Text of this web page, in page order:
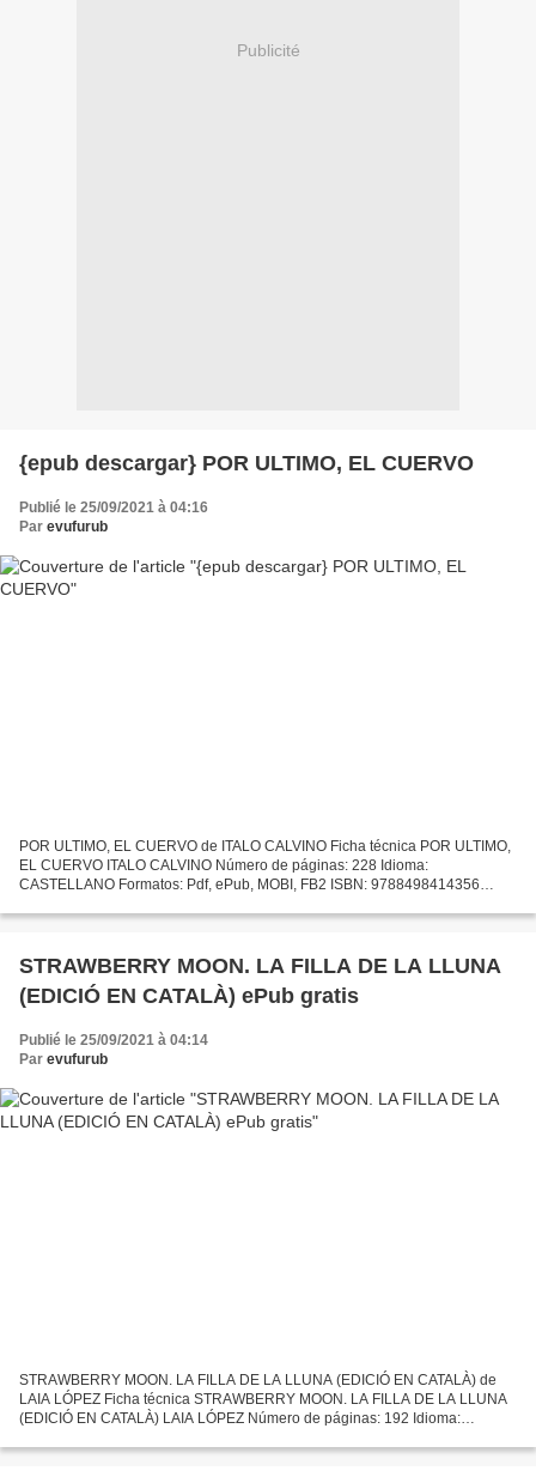
Publicité
{epub descargar} POR ULTIMO, EL CUERVO
Publié le 25/09/2021 à 04:16
Par evufurub
POR ULTIMO, EL CUERVO de ITALO CALVINO Ficha técnica POR ULTIMO,
EL CUERVO ITALO CALVINO Número de páginas: 228 Idioma:
CASTELLANO Formatos: Pdf, ePub, MOBI, FB2 ISBN: 9788498414356
Descargador...
STRAWBERRY MOON. LA FILLA DE LA LLUNA
(EDICIÓ EN CATALÀ) ePub gratis
Publié le 25/09/2021 à 04:14
Par evufurub
STRAWBERRY MOON. LA FILLA DE LA LLUNA (EDICIÓ EN CATALÀ) de
LAIA LÓPEZ Ficha técnica STRAWBERRY MOON. LA FILLA DE LA LLUNA
(EDICIÓ EN CATALÀ) LAIA LÓPEZ Número de páginas: 192 Idioma:
Editorial:...